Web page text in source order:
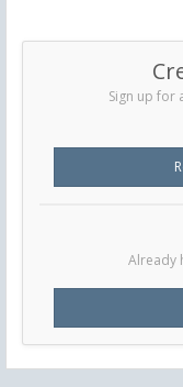
Sign up for
Already